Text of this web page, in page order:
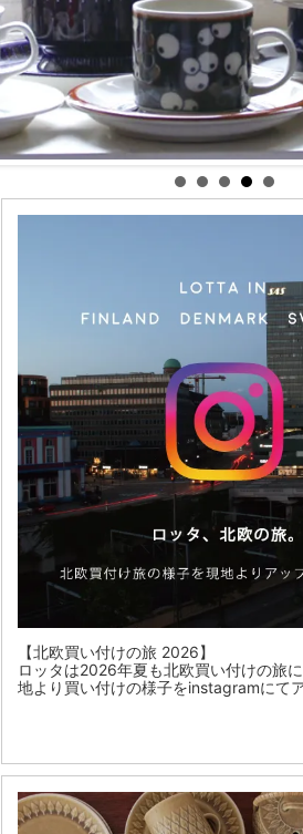
【北欧買い付けの旅 2026】
ロッタは2026年夏も北欧買い付けの旅
地より買い付けの様子をinstagramにて